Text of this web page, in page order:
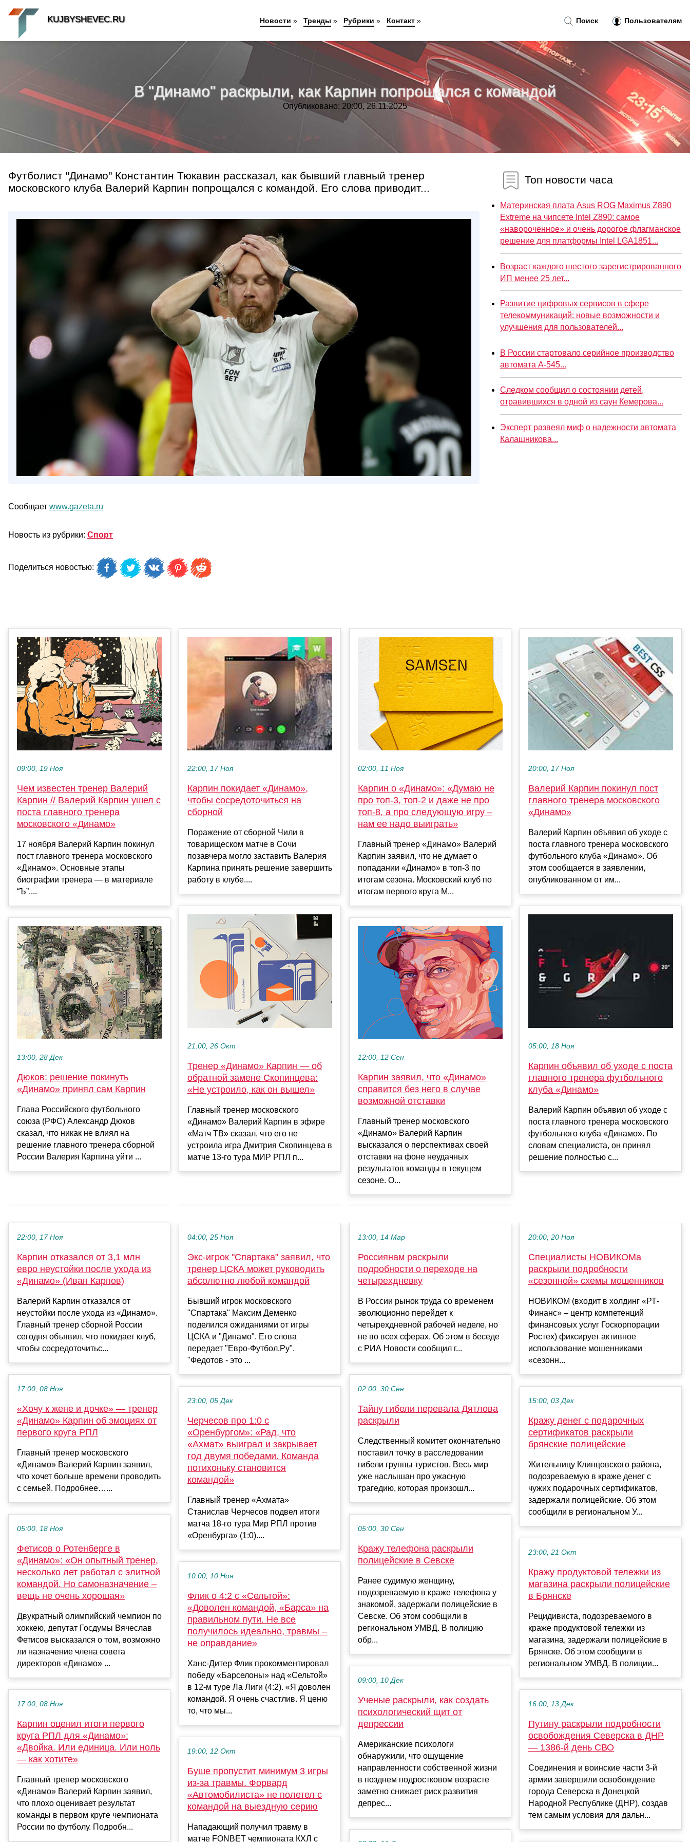
В "Динамо" раскрыли, как Карпин попрощался с командой
Опубликовано: 20:00, 26.11.2025
Футболист "Динамо" Константин Тюкавин рассказал, как бывший главный тренер
московского клуба Валерий Карпин попрощался с командой. Его слова приводит...
Сообщает www.gazeta.ru
Новость из рубрики: Спорт
Поделиться новостью:
Топ новости часа
Материнская плата Asus ROG Maximus Z890
Extreme на чипсете Intel Z890: самое
«навороченное» и очень дорогое флагманское
решение для платформы Intel LGA1851...
Возраст каждого шестого зарегистрированного
ИП менее 25 лет...
Развитие цифровых сервисов в сфере
телекоммуникаций: новые возможности и
улучшения для пользователей...
В России стартовало серийное производство
автомата А-545...
Следком сообщил о состоянии детей,
отравившихся в одной из саун Кемерова...
Эксперт развеял миф о надежности автомата
Калашникова...
09:00, 19 Ноя
Чем известен тренер Валерий
Карпин // Валерий Карпин ушел с
поста главного тренера
московского «Динамо»
17 ноября Валерий Карпин покинул
пост главного тренера московского
«Динамо». Основные этапы
биографии тренера — в материале
“Ъ”....
13:00, 28 Дек
Дюков: решение покинуть
«Динамо» принял сам Карпин
Глава Российского футбольного
союза (РФС) Александр Дюков
сказал, что никак не влиял на
решение главного тренера сборной
России Валерия Карпина уйти ...
22:00, 17 Ноя
Карпин покидает «Динамо»,
чтобы сосредоточиться на
сборной
Поражение от сборной Чили в
товарищеском матче в Сочи
позавчера могло заставить Валерия
Карпина принять решение завершить
работу в клубе....
21:00, 26 Окт
Тренер «Динамо» Карпин — об
обратной замене Скопинцева:
«Не устроило, как он вышел»
Главный тренер московского
«Динамо» Валерий Карпин в эфире
«Матч ТВ» сказал, что его не
устроила игра Дмитрия Скопинцева в
матче 13‑го тура МИР РПЛ п...
02:00, 11 Ноя
Карпин о «Динамо»: «Думаю не
про топ-3, топ-2 и даже не про
топ-8, а про следующую игру –
нам ее надо выиграть»
Главный тренер «Динамо» Валерий
Карпин заявил, что не думает о
попадании «Динамо» в топ-3 по
итогам сезона. Московский клуб по
итогам первого круга М...
12:00, 12 Сен
Карпин заявил, что «Динамо»
справится без него в случае
возможной отставки
Главный тренер московского
«Динамо» Валерий Карпин
высказался о перспективах своей
отставки на фоне неудачных
результатов команды в текущем
сезоне. О...
20:00, 17 Ноя
Валерий Карпин покинул пост
главного тренера московского
«Динамо»
Валерий Карпин объявил об уходе с
поста главного тренера московского
футбольного клуба «Динамо». Об
этом сообщается в заявлении,
опубликованном от им...
05:00, 18 Ноя
Карпин объявил об уходе с поста
главного тренера футбольного
клуба «Динамо»
Валерий Карпин объявил об уходе с
поста главного тренера московского
футбольного клуба «Динамо». По
словам специалиста, он принял
решение полностью с...
22:00, 17 Ноя
Карпин отказался от 3,1 млн
евро неустойки после ухода из
«Динамо» (Иван Карпов)
Валерий Карпин отказался от
неустойки после ухода из «Динамо».
Главный тренер сборной России
сегодня объявил, что покидает клуб,
чтобы сосредоточитьс...
17:00, 08 Ноя
«Хочу к жене и дочке» — тренер
«Динамо» Карпин об эмоциях от
первого круга РПЛ
Главный тренер московского
«Динамо» Валерий Карпин заявил,
что хочет больше времени проводить
с семьей. Подробнее…...
05:00, 18 Ноя
Фетисов о Ротенберге в
«Динамо»: «Он опытный тренер,
несколько лет работал с элитной
командой. Но самоназначение –
вещь не очень хорошая»
Двукратный олимпийский чемпион по
хоккею, депутат Госдумы Вячеслав
Фетисов высказался о том, возможно
ли назначение члена совета
директоров «Динамо» ...
17:00, 08 Ноя
Карпин оценил итоги первого
круга РПЛ для «Динамо»:
«Двойка. Или единица. Или ноль
— как хотите»
Главный тренер московского
«Динамо» Валерий Карпин заявил,
что плохо оценивает результат
команды в первом круге чемпионата
России по футболу. Подробн...
04:00, 25 Ноя
Экс-игрок "Спартака" заявил, что
тренер ЦСКА может руководить
абсолютно любой командой
Бывший игрок московского
"Спартака" Максим Деменко
поделился ожиданиями от игры
ЦСКА и "Динамо". Его слова
передает "Евро-Футбол.Ру".
"Федотов - это ...
23:00, 05 Дек
Черчесов про 1:0 с
«Оренбургом»: «Рад, что
«Ахмат» выиграл и закрывает
год двумя победами. Команда
потихоньку становится
командой»
Главный тренер «Ахмата»
Станислав Черчесов подвел итоги
матча 18‑го тура Мир РПЛ против
«Оренбурга» (1:0)....
10:00, 10 Ноя
Флик о 4:2 с «Сельтой»:
«Доволен командой, «Барса» на
правильном пути. Не все
получилось идеально, травмы –
не оправдание»
Ханс-Дитер Флик прокомментировал
победу «Барселоны» над «Сельтой»
в 12-м туре Ла Лиги (4:2). «Я доволен
командой. Я очень счастлив. Я ценю
то, что мы...
19:00, 12 Окт
Буше пропустит минимум 3 игры
из-за травмы. Форвард
«Автомобилиста» не полетел с
командой на выездную серию
Нападающий получил травму в
матче FONBET чемпионата КХЛ с
13:00, 14 Мар
Россиянам раскрыли
подробности о переходе на
четырехдневку
В России рынок труда со временем
эволюционно перейдет к
четырехдневной рабочей неделе, но
не во всех сферах. Об этом в беседе
с РИА Новости сообщил г...
02:00, 30 Сен
Тайну гибели перевала Дятлова
раскрыли
Следственный комитет окончательно
поставил точку в расследовании
гибели группы туристов. Весь мир
уже наслышан про ужасную
трагедию, которая произошл...
05:00, 30 Сен
Кражу телефона раскрыли
полицейские в Севске
Ранее судимую женщину,
подозреваемую в краже телефона у
знакомой, задержали полицейские в
Севске. Об этом сообщили в
региональном УМВД. В полицию
обр...
09:00, 10 Дек
Ученые раскрыли, как создать
психологический щит от
депрессии
Американские психологи
обнаружили, что ощущение
направленности собственной жизни
в позднем подростковом возрасте
заметно снижает риск развития
депрес...
20:00, 20 Ноя
Специалисты НОВИКОМа
раскрыли подробности
«сезонной» схемы мошенников
НОВИКОМ (входит в холдинг «РТ-
Финанс» – центр компетенций
финансовых услуг Госкорпорации
Ростех) фиксирует активное
использование мошенниками
«сезонн...
15:00, 03 Дек
Кражу денег с подарочных
сертификатов раскрыли
брянские полицейские
Жительницу Клинцовского района,
подозреваемую в краже денег с
чужих подарочных сертификатов,
задержали полицейские. Об этом
сообщили в региональном У...
23:00, 21 Окт
Кражу продуктовой тележки из
магазина раскрыли полицейские
в Брянске
Рецидивиста, подозреваемого в
краже продуктовой тележки из
магазина, задержали полицейские в
Брянске. Об этом сообщили в
региональном УМВД. В полиции...
16:00, 13 Дек
Путину раскрыли подробности
освобождения Северска в ДНР
— 1386-й день СВО
Соединения и воинские части 3-й
армии завершили освобождение
города Северска в Донецкой
Народной Республике (ДНР), создав
тем самым условия для дальн...
Поиск Пользователям
KUJBYSHEVEC.RU Новости » Тренды » Рубрики » Контакт»